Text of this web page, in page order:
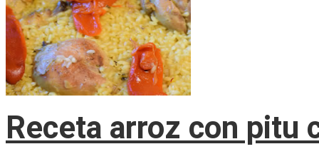
Receta arroz con pitu